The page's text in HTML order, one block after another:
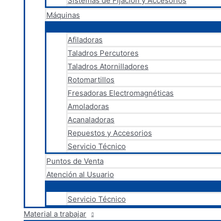
Máquinas
Afiladoras
Taladros Percutores
Taladros Atornilladores
Rotomartillos
Fresadoras Electromagnéticas
Amoladoras
Acanaladoras
Repuestos y Accesorios
Servicio Técnico
Puntos de Venta
Atención al Usuario
Servicio Técnico
Material a trabajar